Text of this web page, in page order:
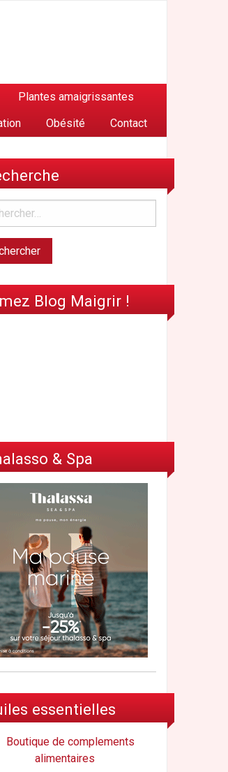
Plantes amaigrissantes
Obésité Contact
Blog Maigrir !
& Spa
essentielles